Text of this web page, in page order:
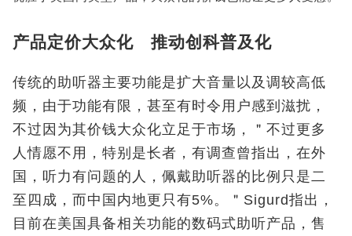
产品定价大众化 推动创科普及化
传统的助听器主要功能是扩大音量以及调较高低
频，由于功能有限，甚至有时令用户感到滋扰，
不过因为其价钱大众化立足于市场，＂不过更多
人情愿不用，特别是长者，有调查曾指出，在外
国，听力有问题的人，佩戴助听器的比例只是二
至四成，而中国内地更只有5%。＂Sigurd指出，
目前在美国具备相关功能的数码式助听产品，售